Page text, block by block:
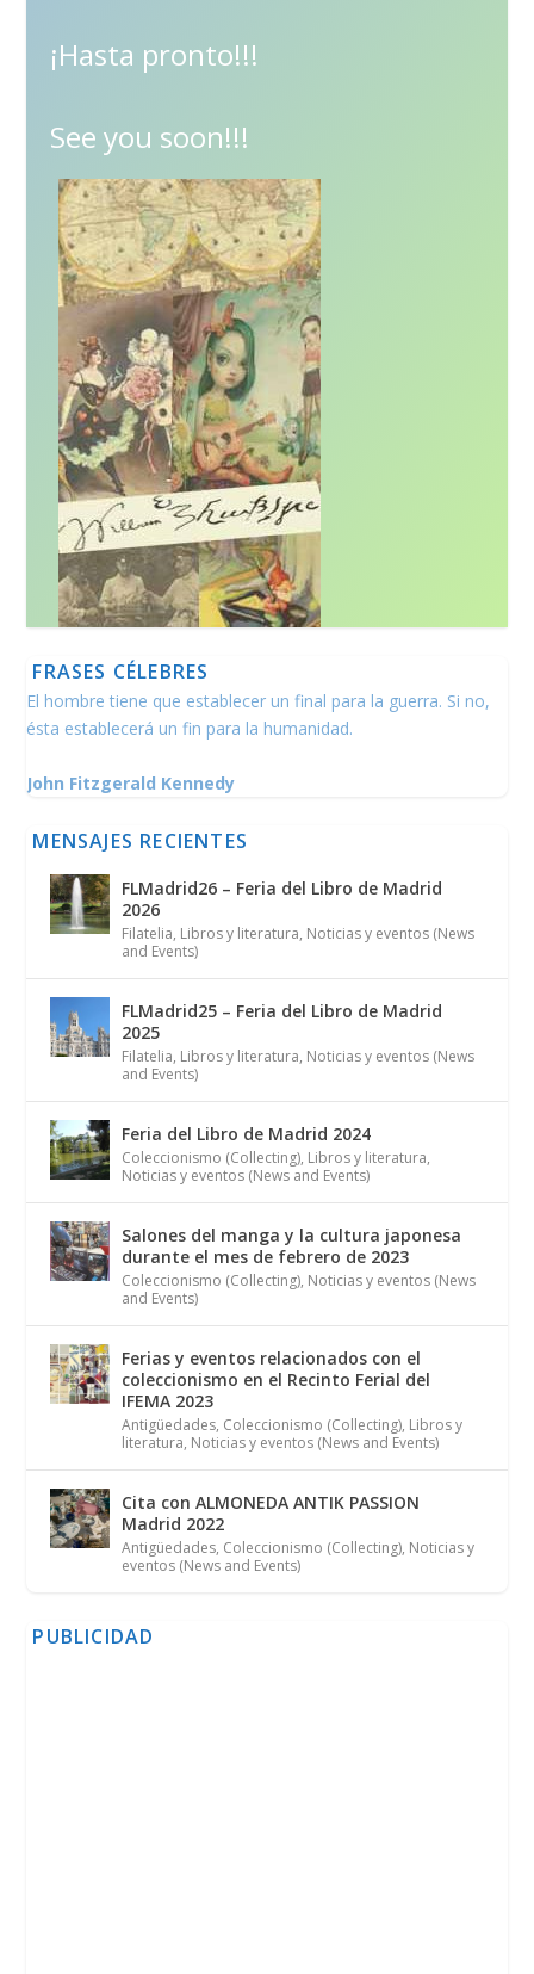
¡Hasta pronto!!!
See you soon!!!
FRASES CÉLEBRES
El hombre tiene que establecer un final para la guerra. Si no,
ésta establecerá un fin para la humanidad.
John Fitzgerald Kennedy
MENSAJES RECIENTES
FLMadrid26 – Feria del Libro de Madrid
2026
Filatelia, Libros y literatura, Noticias y eventos (News
and Events)
FLMadrid25 – Feria del Libro de Madrid
2025
Filatelia, Libros y literatura, Noticias y eventos (News
and Events)
Feria del Libro de Madrid 2024
Coleccionismo (Collecting), Libros y literatura,
Noticias y eventos (News and Events)
Salones del manga y la cultura japonesa
durante el mes de febrero de 2023
Coleccionismo (Collecting), Noticias y eventos (News
and Events)
Ferias y eventos relacionados con el
coleccionismo en el Recinto Ferial del
IFEMA 2023
Antigüedades, Coleccionismo (Collecting), Libros y
literatura, Noticias y eventos (News and Events)
Cita con ALMONEDA ANTIK PASSION
Madrid 2022
Antigüedades, Coleccionismo (Collecting), Noticias y
eventos (News and Events)
PUBLICIDAD